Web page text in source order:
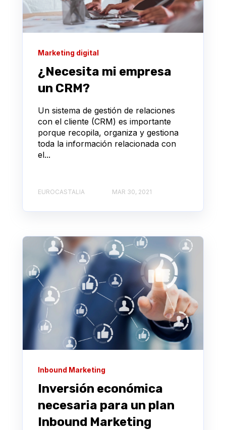
Marketing digital
¿Necesita mi empresa
un CRM?
Un sistema de gestión de relaciones
con el cliente (CRM) es importante
porque recopila, organiza y gestiona
toda la información relacionada con
el...
EUROCASTALIA MAR 30, 2021
Inbound Marketing
Inversión económica
necesaria para un plan
Inbound Marketing